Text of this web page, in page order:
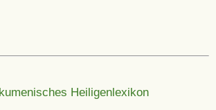
Heiligenlexikon